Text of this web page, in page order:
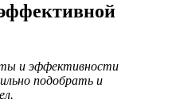
и эффективности
подобрать и